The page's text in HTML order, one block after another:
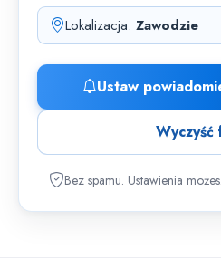
Lokalizacja: Zawodzie
Ustaw
Bez spamu. Ustawienia